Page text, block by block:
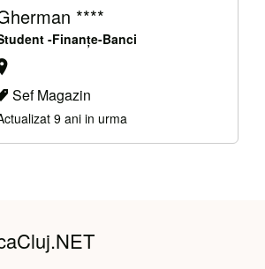
****
-Finanțe-Banci
Sef Magazin
9 ani in urma